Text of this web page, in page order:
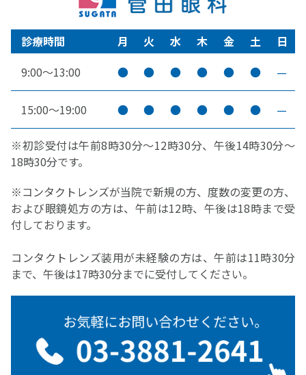
診療時間 月 火 水 木 金 土
日
9:00～13:00
● ● ● ● ● ● —
15:00～19:00 ● ● ● ● ● ● —
※初診受付は午前8時30分～12時30分、午後14時30分～
18時30分です。
※コンタクトレンズが当院で新規の方、度数の変更の方、
および眼鏡処方の方は、午前は12時、午後は18時まで受
付しております。
コンタクトレンズ装用が未経験の方は、午前は11時30分
まで、午後は17時30分までに受付してください。